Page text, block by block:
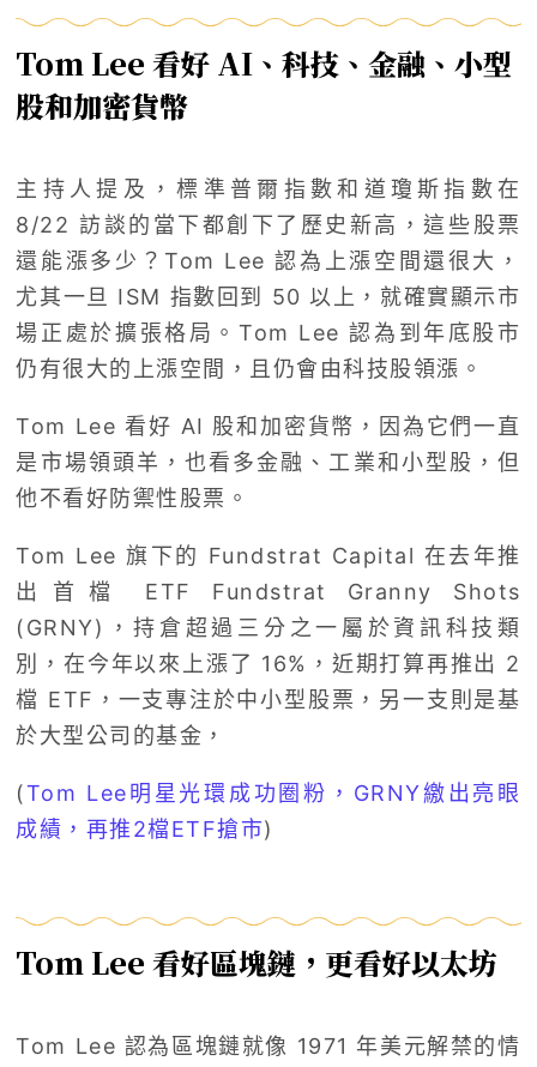
Tom Lee 看好 AI、科技、金融、小型
股和加密貨幣
主持人提及，標準普爾指數和道瓊斯指數在
8/22 訪談的當下都創下了歷史新高，這些股票
還能漲多少？Tom Lee 認為上漲空間還很大，
尤其一旦 ISM 指數回到 50 以上，就確實顯示市
場正處於擴張格局。Tom Lee 認為到年底股市
仍有很大的上漲空間，且仍會由科技股領漲。
Tom Lee 看好 AI 股和加密貨幣，因為它們一直
是市場領頭羊，也看多金融、工業和小型股，但
他不看好防禦性股票。
Tom Lee 旗下的 Fundstrat Capital 在去年推
出首檔 ETF Fundstrat Granny Shots
(GRNY)，持倉超過三分之一屬於資訊科技類
別，在今年以來上漲了 16%，近期打算再推出 2
檔 ETF，一支專注於中小型股票，另一支則是基
於大型公司的基金，
(Tom Lee明星光環成功圈粉，GRNY繳出亮眼
成績，再推2檔ETF搶市)
Tom Lee 看好區塊鏈，更看好以太坊
Tom Lee 認為區塊鏈就像 1971 年美元解禁的情